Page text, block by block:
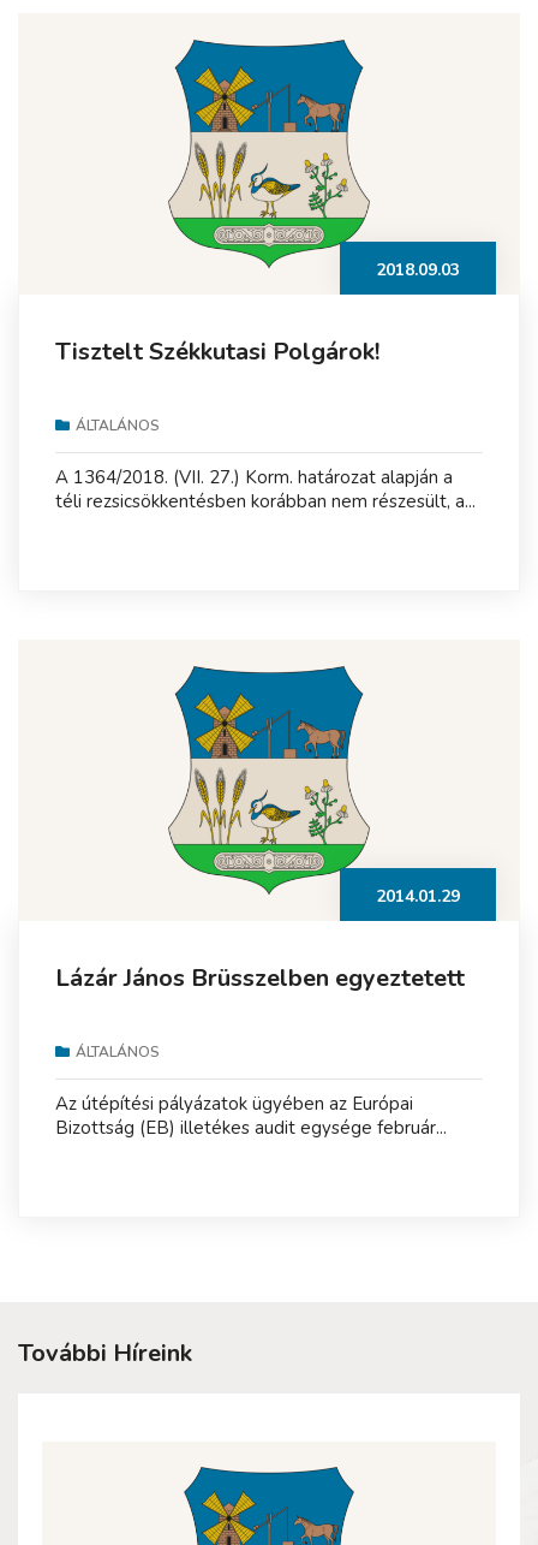
2018.09.03
Tisztelt Székkutasi Polgárok!
ÁLTALÁNOS
A 1364/2018. (VII. 27.) Korm. határozat alapján a
téli rezsicsökkentésben korábban nem részesült, a...
2014.01.29
Lázár János Brüsszelben egyeztetett
ÁLTALÁNOS
Az útépítési pályázatok ügyében az Európai
Bizottság (EB) illetékes audit egysége február...
További Híreink